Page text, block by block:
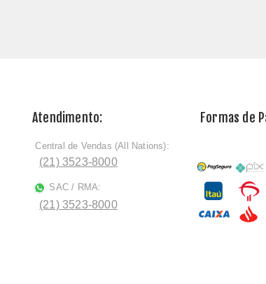
Atendimento:
ﾠCentral de Vendas (All Nations):
(21) 3523-8000
SAC / RMA:
(21) 3523-8000
Formas de